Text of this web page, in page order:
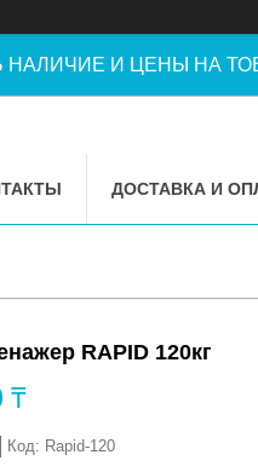
И ЦЕНЫ НА
ДОСТАВКА И
RAPID 120кг
₸
Код: Rapid-120